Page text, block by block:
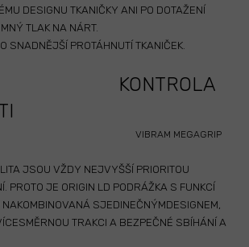
DESIGNU TKANIČKY ANI PO DOTAŽENÍ
TLAK NA NÁRT.
SNADNĚJŠÍ PROTÁHNUTÍ TKANIČEK.
KONTROLA
VIBRAM MEGAGRIP
JSOU VŽDY NEJVYŠŠÍ PRIORITOU
PROTO JE ORIGIN LD PODRÁŽKA S FUNKCÍ
SJEDINEČNÝMDESIGNEM,
TRAKCI A BEZPEČNÉ SBÍHÁNÍ A